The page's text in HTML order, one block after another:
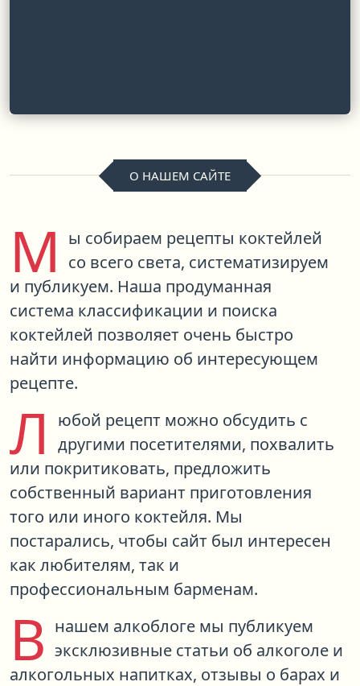
О НАШЕМ САЙТЕ
М
ы собираем рецепты коктейлей
со всего света, систематизируем
и публикуем. Наша продуманная
система классификации и поиска
коктейлей позволяет очень быстро
найти информацию об интересующем
рецепте.
Л
юбой рецепт можно обсудить с
другими посетителями, похвалить
или покритиковать, предложить
собственный вариант приготовления
того или иного коктейля. Мы
постарались, чтобы сайт был интересен
как любителям, так и
профессиональным барменам.
В нашем алкоблоге мы публикуем
эксклюзивные статьи об алкоголе и
алкогольных напитках, отзывы о барах и